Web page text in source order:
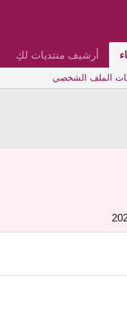
أرشيف منتديات لكِ
الملف الشخصي